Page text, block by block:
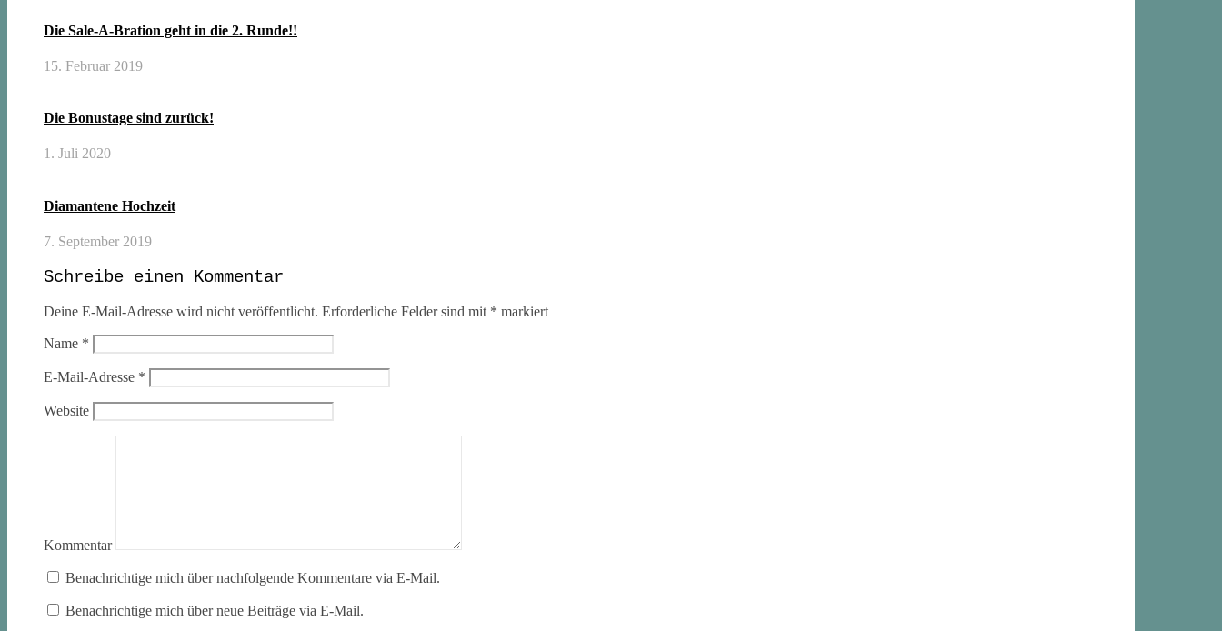
Die Sale-A-Bration geht in die 2. Runde!!
15. Februar 2019
Die Bonustage sind zurück!
1. Juli 2020
Diamantene Hochzeit
7. September 2019
Schreibe einen Kommentar
Deine E-Mail-Adresse wird nicht veröffentlicht. Erforderliche Felder sind mit * markiert
Name *
E-Mail-Adresse *
Website
Kommentar
Benachrichtige mich über nachfolgende Kommentare via E-Mail.
Benachrichtige mich über neue Beiträge via E-Mail.